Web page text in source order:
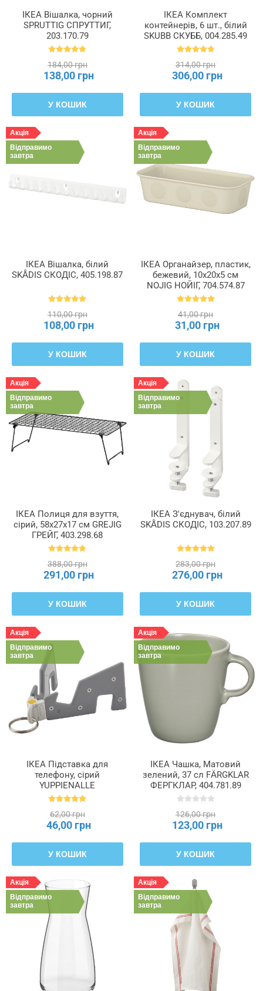
ІКЕА Вішалка, чорний
SPRUTTIG СПРУТТИГ,
203.170.79
184,00 грн
138,00 грн
У КОШИК
ІКЕА Комплект
контейнерів, 6 шт., білий
SKUBB СКУББ, 004.285.49
314,00 грн
306,00 грн
У КОШИК
Акція
Відправимо
завтра
ІКЕА Вішалка, білий
SKÅDIS СКОДІС, 405.198.87
110,00 грн
108,00 грн
У КОШИК
Акція
Відправимо
завтра
ІКЕА Органайзер, пластик,
бежевий, 10x20x5 см
NOJIG НОЙІГ, 704.574.87
41,00 грн
31,00 грн
У КОШИК
Акція
Відправимо
завтра
ІКЕА Полиця для взуття,
сірий, 58x27x17 см GREJIG
ГРЕЙГ, 403.298.68
388,00 грн
291,00 грн
У КОШИК
Акція
Відправимо
завтра
ІКЕА З'єднувач, білий
SKÅDIS СКОДІС, 103.207.89
283,00 грн
276,00 грн
У КОШИК
Акція
Відправимо
завтра
ІКЕА Підставка для
телефону, сірий
YUPPIENALLE
ЮППІЄНАЛЛЕ, 205.038.87
62,00 грн
46,00 грн
У КОШИК
Акція
Відправимо
завтра
ІКЕА Чашка, Матовий
зелений, 37 сл FÄRGKLAR
ФЕРГКЛАР, 404.781.89
126,00 грн
123,00 грн
У КОШИК
Акція
Відправимо
завтра
Акція
Відправимо
завтра